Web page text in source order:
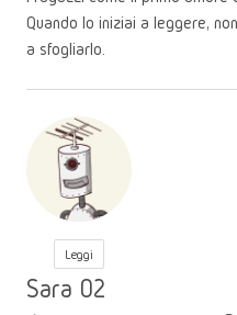
Quando lo iniziai a leggere,
a sfogliarlo.
Leggi
Sara 02